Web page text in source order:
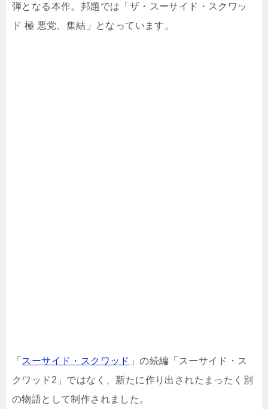
弾となる本作。邦題では「ザ・スーサイド・スクワッ
ド 極 悪党、集結」となっています。
「 スーサイド・スクワッド 」の続編「スーサイド・ス
クワッド2」ではなく、新たに作り出されたまったく別
の物語として制作されました。